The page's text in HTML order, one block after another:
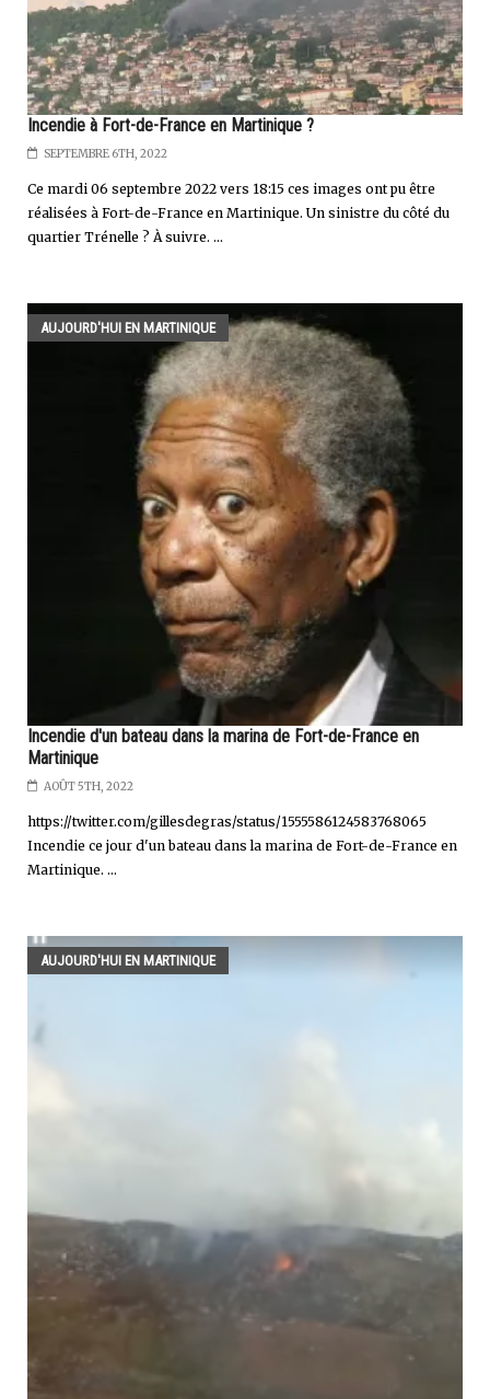
Incendie à Fort-de-France en Martinique ?
SEPTEMBRE 6TH, 2022
Ce mardi 06 septembre 2022 vers 18:15 ces images ont pu être
réalisées à Fort-de-France en Martinique. Un sinistre du côté du
quartier Trénelle ? À suivre. ...
AUJOURD'HUI EN MARTINIQUE
Incendie d'un bateau dans la marina de Fort-de-France en
Martinique
AOÛT 5TH, 2022
https://twitter.com/gillesdegras/status/1555586124583768065
Incendie ce jour d'un bateau dans la marina de Fort-de-France en
Martinique. ...
AUJOURD'HUI EN MARTINIQUE